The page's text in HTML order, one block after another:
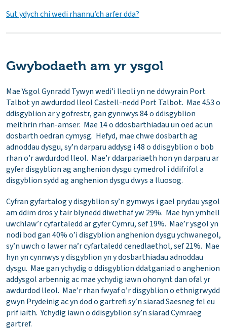
Sut ydych chi wedi rhannu’ch arfer dda?
Gwybodaeth am yr ysgol
Mae Ysgol Gynradd Tywyn wedi’i lleoli yn ne ddwyrain Port
Talbot yn awdurdod lleol Castell-nedd Port Talbot. Mae 453 o
ddisgyblion ar y gofrestr, gan gynnwys 84 o ddisgyblion
meithrin rhan-amser. Mae 14 o ddosbarthiadau un oed ac un
dosbarth oedran cymysg. Hefyd, mae chwe dosbarth ag
adnoddau dysgu, sy’n darparu addysg i 48 o ddisgyblion o bob
rhan o’r awdurdod lleol. Mae’r ddarpariaeth hon yn darparu ar
gyfer disgyblion ag anghenion dysgu cymedrol i ddifrifol a
disgyblion sydd ag anghenion dysgu dwys a lluosog.
Cyfran gyfartalog y disgyblion sy’n gymwys i gael prydau ysgol
am ddim dros y tair blynedd diwethaf yw 29%. Mae hyn ymhell
uwchlaw’r cyfartaledd ar gyfer Cymru, sef 19%. Mae’r ysgol yn
nodi bod gan 40% o’i disgyblion anghenion dysgu ychwanegol,
sy’n uwch o lawer na’r cyfartaledd cenedlaethol, sef 21%. Mae
hyn yn cynnwys y disgyblion yn y dosbarthiadau adnoddau
dysgu. Mae gan ychydig o ddisgyblion ddatganiad o anghenion
addysgol arbennig ac mae ychydig iawn ohonynt dan ofal yr
awdurdod lleol. Mae’r rhan fwyaf o’r disgyblion o ethnigrwydd
gwyn Prydeinig ac yn dod o gartrefi sy’n siarad Saesneg fel eu
prif iaith. Ychydig iawn o ddisgyblion sy’n siarad Cymraeg
gartref.